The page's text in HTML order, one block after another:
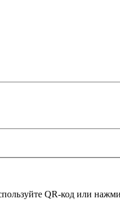
QR-код или